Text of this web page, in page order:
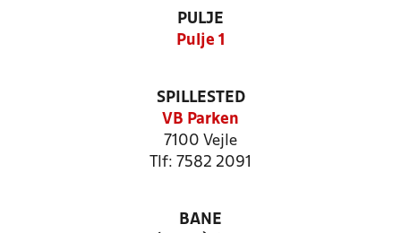
PULJE
Pulje 1
SPILLESTED
VB Parken
7100 Vejle
Tlf: 7582 2091
BANE